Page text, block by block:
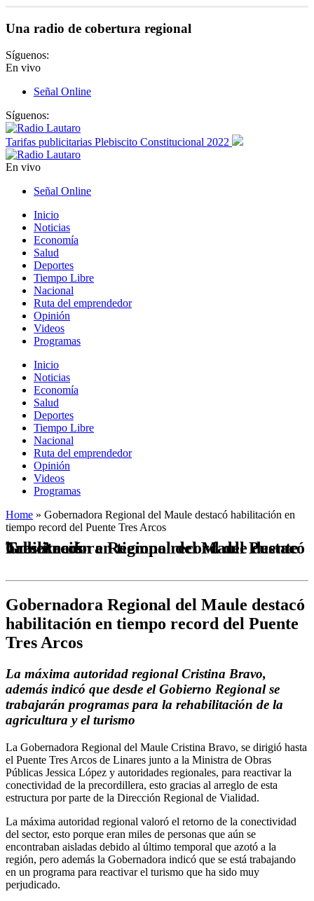
Una radio de cobertura regional
Síguenos:
En vivo
Señal Online
Síguenos:
Tarifas publicitarias Plebiscito Constitucional 2022
En vivo
Señal Online
Inicio
Noticias
Economía
Salud
Deportes
Tiempo Libre
Nacional
Ruta del emprendedor
Opinión
Videos
Programas
Inicio
Noticias
Economía
Salud
Deportes
Tiempo Libre
Nacional
Ruta del emprendedor
Opinión
Videos
Programas
Home » Gobernadora Regional del Maule destacó habilitación en
tiempo record del Puente Tres Arcos
Gobernadora Regional del Maule destacó habilitación en tiempo record del Puente Tres Arcos
Gobernadora Regional del Maule destacó
habilitación en tiempo record del Puente
Tres Arcos
La máxima autoridad regional Cristina Bravo,
además indicó que desde el Gobierno Regional se
trabajarán programas para la rehabilitación de la
agricultura y el turismo
La Gobernadora Regional del Maule Cristina Bravo, se dirigió hasta
el Puente Tres Arcos de Linares junto a la Ministra de Obras
Públicas Jessica López y autoridades regionales, para reactivar la
conectividad de la precordillera, esto gracias al arreglo de esta
estructura por parte de la Dirección Regional de Vialidad.
La máxima autoridad regional valoró el retorno de la conectividad
del sector, esto porque eran miles de personas que aún se
encontraban aisladas debido al último temporal que azotó a la
región, pero además la Gobernadora indicó que se está trabajando
en un programa para reactivar el turismo que ha sido muy
perjudicado.